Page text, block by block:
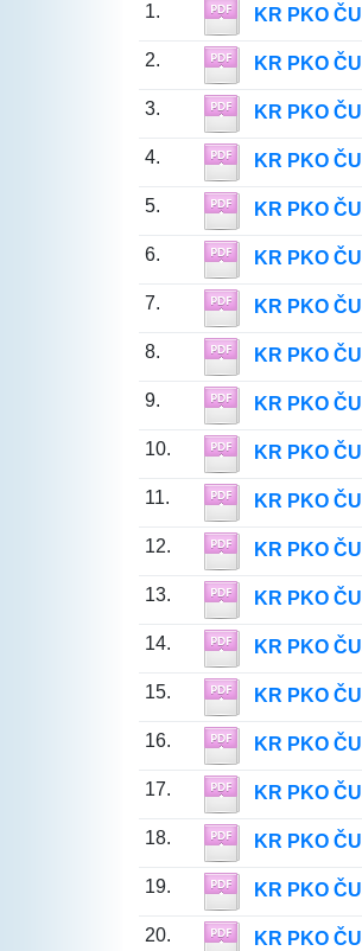
1.
KR PKO
2. KR PKO
3. KR PKO
4. KR PKO
5. KR PKO
6. KR PKO
7. KR PKO
8. KR PKO
9. KR PKO
10. KR PKO
11. KR PKO
12. KR PKO
13. KR PKO
14. KR PKO
15. KR PKO
16. KR PKO
17. KR PKO
18. KR PKO
19. KR PKO
20. KR PKO